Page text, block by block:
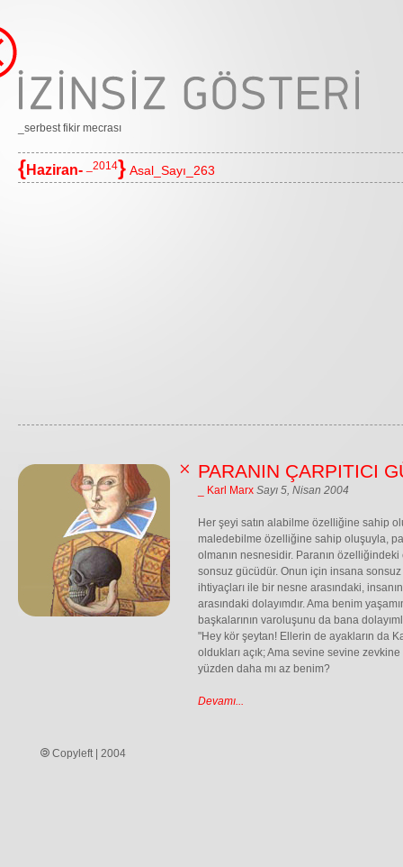
_serbest fikir mecrası
{Haziran- _2014} Asal_Sayı_263
PARANIN ÇARPITICI
_ Karl Marx Sayı 5, Nisan 2004
Her şeyi satın alabilme özelliğine sahip
maledebilme özelliğine sahip oluşuyla,
olmanın nesnesidir. Paranın özelliğindeki
sonsuz gücüdür. Onun için insana
ihtiyaçları ile bir nesne arasındaki,
arasındaki dolayımdır. Ama benim
başkalarının varoluşunu da bana
"Hey kör şeytan! Ellerin de ayakların da
oldukları açık; Ama sevine sevine
yüzden daha mı az benim?
Devamı...
Copyleft | 2004